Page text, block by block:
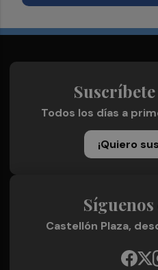
Todos los días a
¡Quiero
Castellón Plaza,